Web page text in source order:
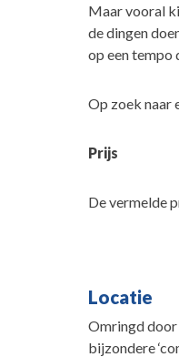
Maar vooral
de dingen
op een tempo
Op zoek naar
Prijs
De vermelde
Locatie
Omringd door
bijzondere